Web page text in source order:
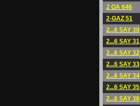
2 OA 646
2-GAZ 51
2...6 SAY 30
2...6 SAY 31
2...6 SAY 32
2...6 SAY 33
2...6 SAY 34
2...6 SAY 35
2...6 SAY 36